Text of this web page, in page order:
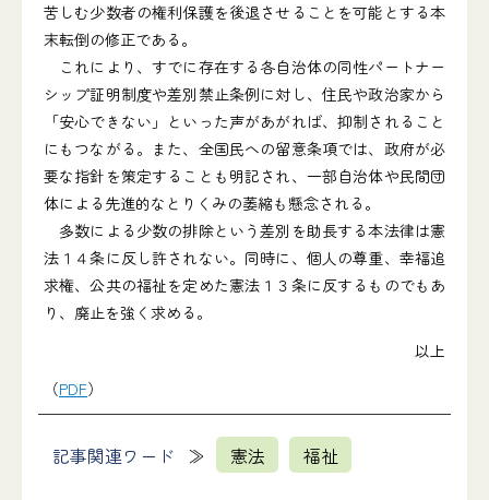
苦しむ少数者の権利保護を後退させることを可能とする本
末転倒の修正である。
これにより、すでに存在する各自治体の同性パートナー
シップ証明制度や差別禁止条例に対し、住民や政治家から
「安心できない」といった声があがれば、抑制されること
にもつながる。また、全国民への留意条項では、政府が必
要な指針を策定することも明記され、一部自治体や民間団
体による先進的なとりくみの萎縮も懸念される。
多数による少数の排除という差別を助長する本法律は憲
法１４条に反し許されない。同時に、個人の尊重、幸福追
求権、公共の福祉を定めた憲法１３条に反するものでもあ
り、廃止を強く求める。
以上
（PDF）
記事関連ワード 憲法 福祉